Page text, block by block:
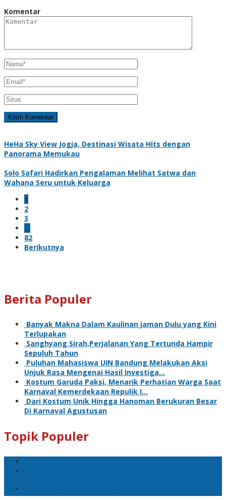
Komentar
HeHa Sky View Jogja, Destinasi Wisata Hits dengan
Panorama Memukau
Solo Safari Hadirkan Pengalaman Melihat Satwa dan
Wahana Seru untuk Keluarga
1
2
3
…
82
Berikutnya
Berita Populer
Banyak Makna Dalam Kaulinan jaman Dulu yang Kini
Terlupakan
Sanghyang Sirah,Perjalanan Yang Tertunda Hampir
Sepuluh Tahun
Puluhan Mahasiswa UIN Bandung Melakukan Aksi
Unjuk Rasa Mengenai Hasil Investiga…
Kostum Garuda Paksi, Menarik Perhatian Warga Saat
Karnaval Kemerdekaan Repulik I…
Dari Kostum Unik Hingga Hanoman Berukuran Besar
Di Karnaval Agustusan
Topik Populer